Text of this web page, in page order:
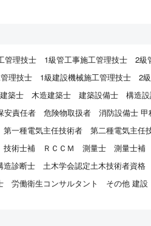
管理技士 1級管工事施工管理技士 2級
理技士 1級建設機械施工管理技士 2
築士 木造建築士 建築設備士 構造
安責任者 危険物取扱者 消防設備士 甲
第一種電気主任技術者 第二種電気主任
技術士補 ＲＣＣＭ 測量士 測量士補
造診断士 土木学会認定土木技術者資格
労働衛生コンサルタント その他 建設